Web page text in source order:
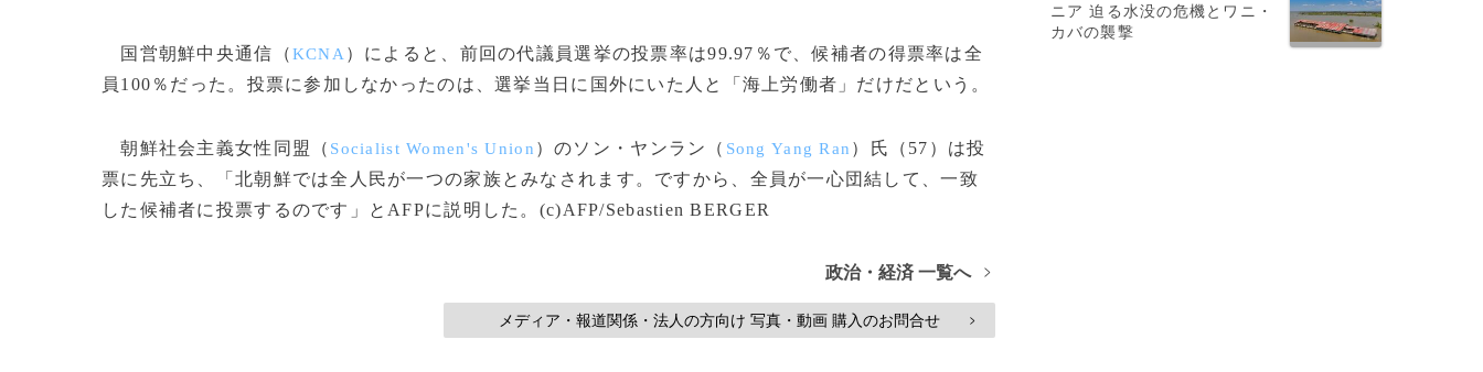
国営朝鮮中央通信（KCNA ）によると、前回の代議員選挙の投票率は99.97％で、候補者の得票率は全
員100％だった。投票に参加しなかったのは、選挙当日に国外にいた人と「海上労働者」だけだという。
朝鮮社会主義女性同盟（ Socialist Women's Union ）のソン・ヤンラン（ Song Yang Ran ）氏（57）は投
票に先立ち、「北朝鮮では全人民が一つの家族とみなされます。ですから、全員が一心団結して、一致
した候補者に投票するのです」とAFPに説明した。(c)AFP/Sebastien BERGER
政治・経済 一覧へ >
メディア・報道関係・法人の方向け 写真・動画 購入のお問合せ >
ニア 迫る水没の危機とワニ・
カバの襲撃